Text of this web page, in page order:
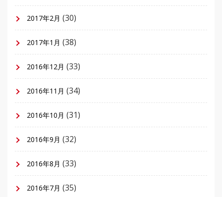
2017年2月 (30)
2017年1月 (38)
2016年12月 (33)
2016年11月 (34)
2016年10月 (31)
2016年9月 (32)
2016年8月 (33)
2016年7月 (35)